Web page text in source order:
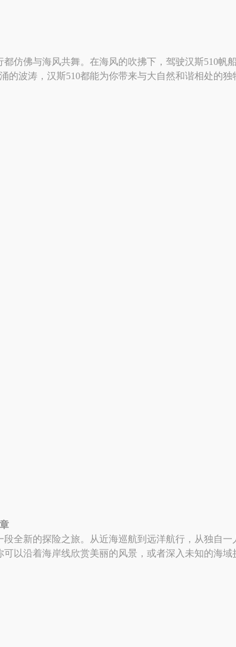
都仿佛与海风共舞。在海风的吹拂下，驾驶汉斯510帆
的波涛，汉斯510都能为你带来与大自然和谐相处的
段全新的探险之旅。从近海巡航到远洋航行，从独自
可以沿着海岸线欣赏美丽的风景，或者深入未知的海